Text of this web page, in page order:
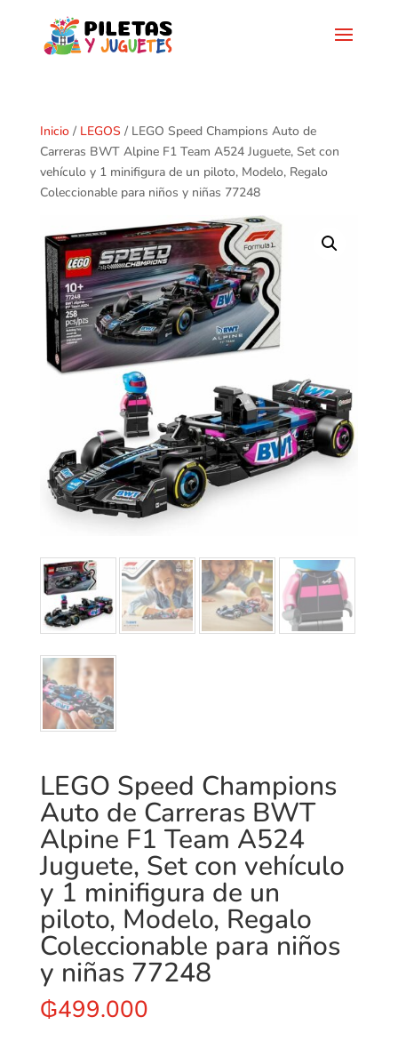
Inicio/ LEGOS / LEGO Speed Champions Auto de
Carreras BWT Alpine F1 Team A524 Juguete, Set con
vehículo y 1 minifigura de un piloto, Modelo, Regalo
Coleccionable para niños y niñas 77248
LEGO Speed Champions
Auto de Carreras BWT
Alpine F1 Team A524
Juguete, Set con vehículo
y 1 minifigura de un
piloto, Modelo, Regalo
Coleccionable para niños
y niñas 77248
₲499.000